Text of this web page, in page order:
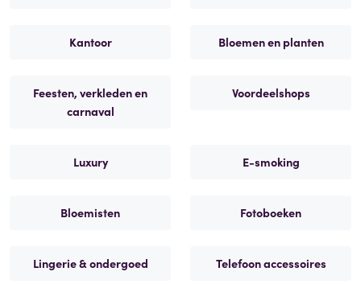
Kantoor Bloemen en planten
Feesten, verkleden en
carnaval
Voordeelshops
Luxury E-smoking
Bloemisten Fotoboeken
Lingerie & ondergoed Telefoon accessoires